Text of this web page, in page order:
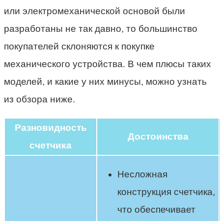
или электромеханической основой были
разработаны не так давно, то большинство
покупателей склоняются к покупке
механического устройства. В чем плюсы таких
моделей, и какие у них минусы, можно узнать
из обзора ниже.
Разновидность
счетчика
Достоинства
Несложная
конструкция счетчика,
что обеспечивает